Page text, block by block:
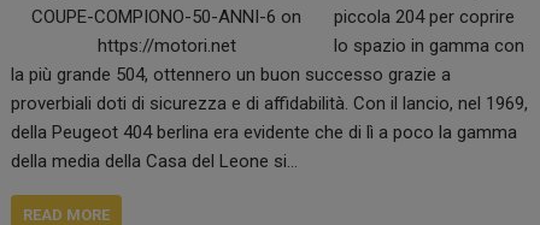
piccola 204 per coprire
lo spazio in gamma con
la più grande 504, ottennero un buon successo grazie a
proverbiali doti di sicurezza e di affidabilità. Con il lancio, nel 1969,
della Peugeot 404 berlina era evidente che di lì a poco la gamma
della media della Casa del Leone si…
READ MORE